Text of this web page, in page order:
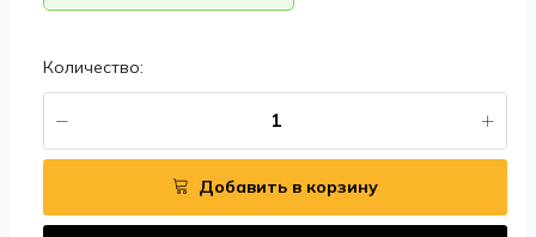
Количество:
Добавить в корзину